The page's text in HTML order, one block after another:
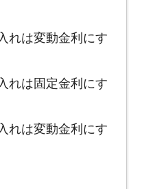
れは変動金利にす
れは固定金利にす
れは変動金利にす